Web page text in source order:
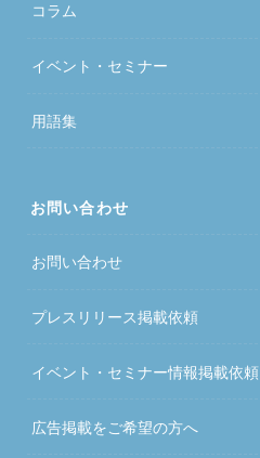
コラム
イベント・セミナー
用語集
お問い合わせ
お問い合わせ
プレスリリース掲載依頼
イベント・セミナー情報掲載依頼
広告掲載をご希望の方へ